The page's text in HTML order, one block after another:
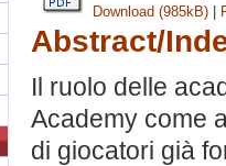
Download (985kB) |
Abstract/
Il ruolo delle
Academy come
di giocatori già